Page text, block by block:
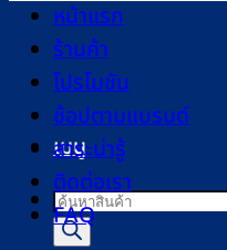
เมนู
Products
search
หน้าแรก
ร้านค้า
โปรโมชัน
ช้อปตามแบรนด์
สาระน่ารู้
ติดต่อเรา
FAQ